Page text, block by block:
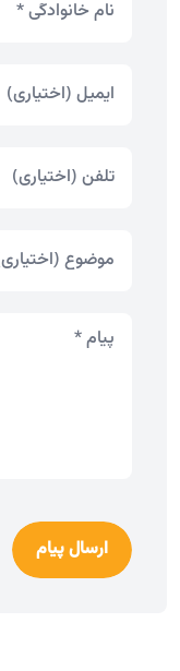
ارسال پیام